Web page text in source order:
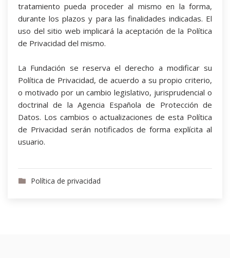
tratamiento pueda proceder al mismo en la forma,
durante los plazos y para las finalidades indicadas. El
uso del sitio web implicará la aceptación de la Política
de Privacidad del mismo.
La Fundación se reserva el derecho a modificar su
Política de Privacidad, de acuerdo a su propio criterio,
o motivado por un cambio legislativo, jurisprudencial o
doctrinal de la Agencia Española de Protección de
Datos. Los cambios o actualizaciones de esta Política
de Privacidad serán notificados de forma explícita al
usuario.
Política de privacidad